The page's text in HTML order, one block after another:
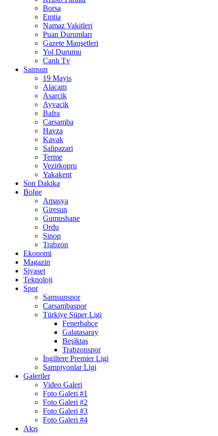
Borsa
Emtia
Namaz Vakitleri
Puan Durumları
Gazete Manşetleri
Yol Durumu
Canlı Tv
Samsun
19 Mayis
Alacam
Asarcik
Ayvacik
Bafra
Carsamba
Havza
Kavak
Salipazari
Terme
Vezirkopru
Yakakent
Son Dakika
Bolge
Amasya
Giresun
Gumushane
Ordu
Sinop
Trabzon
Ekonomi
Magazin
Siyaset
Teknoloji
Spor
Samsunspor
Carsambaspor
Türkiye Süper Ligi
Fenerbahçe
Galatasaray
Beşiktaş
Trabzonspor
İngiltere Premier Ligi
Şampiyonlar Ligi
Galeriler
Video Galeri
Foto Galeri #1
Foto Galeri #2
Foto Galeri #3
Foto Galeri #4
Akış